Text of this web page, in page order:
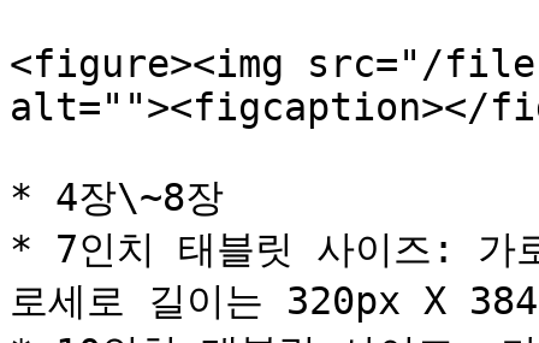
<figure><img src="/files/
alt=""><figcaption></
* 4장\~8장
* 7인치 태블릿 사이즈:
로세로 길이는 320px X